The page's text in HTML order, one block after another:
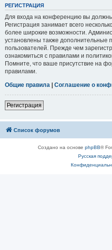
РЕГИСТРАЦИЯ
Для входа на конференцию вы
Регистрация занимает всего
более широкие возможности.
установлены также дополнительные
пользователей. Прежде чем
ознакомиться с правилами и
Помните, что ваше присутствие на
правилами.
Общие правила | Соглашение о
Регистрация
Список форумов
Создано на основе phpBB®
Русская